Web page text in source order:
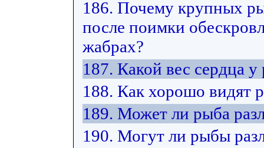
186. Почему крупных
после поимки
жабрах?
187. Какой вес сердца у
188. Как хорошо видят
189. Может ли рыба
190. Могут ли рыбы